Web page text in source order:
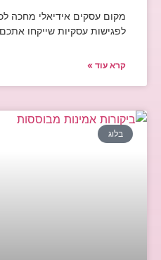
מקום עסקים אידיאלי מחכה
לפגישות עסקיות שייקחו
קרא עוד »
בלוג